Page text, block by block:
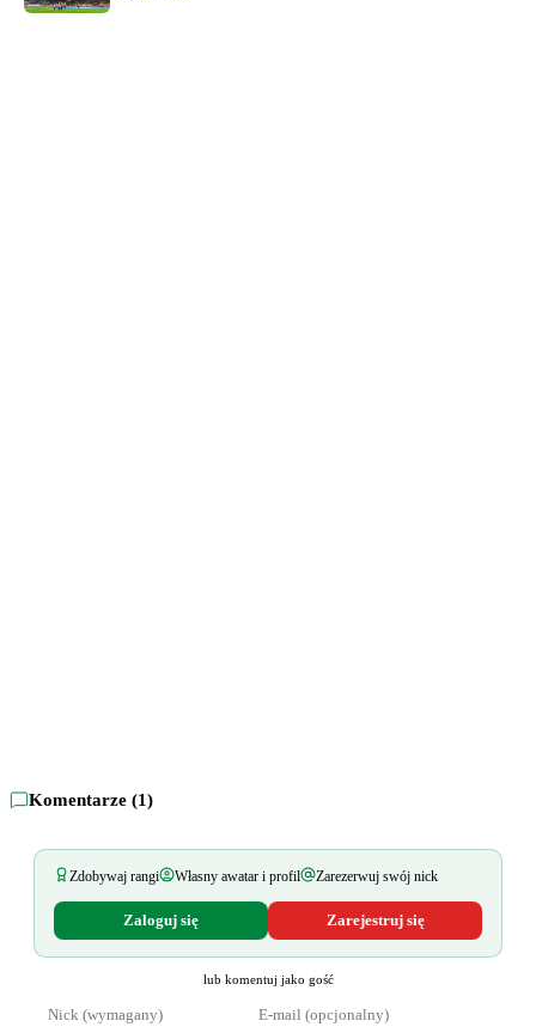
Komentarze (1)
Zdobywaj rangi Własny awatar i profil Zarezerwuj swój nick
Zaloguj się Zarejestruj się
lub komentuj jako gość